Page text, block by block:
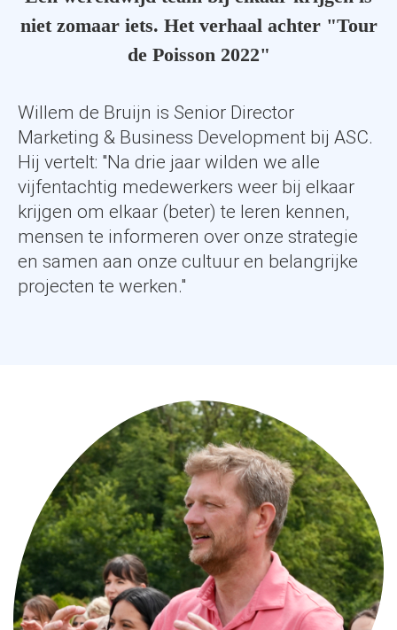
niet zomaar iets. Het verhaal achter "Tour
de Poisson 2022"
Willem de Bruijn is Senior Director
Marketing & Business Development bij ASC.
Hij vertelt: "Na drie jaar wilden we alle
vijfentachtig medewerkers weer bij elkaar
krijgen om elkaar (beter) te leren kennen,
mensen te informeren over onze strategie
en samen aan onze cultuur en belangrijke
projecten te werken."
de
Hierdoor
van